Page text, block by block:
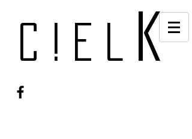
c!el k